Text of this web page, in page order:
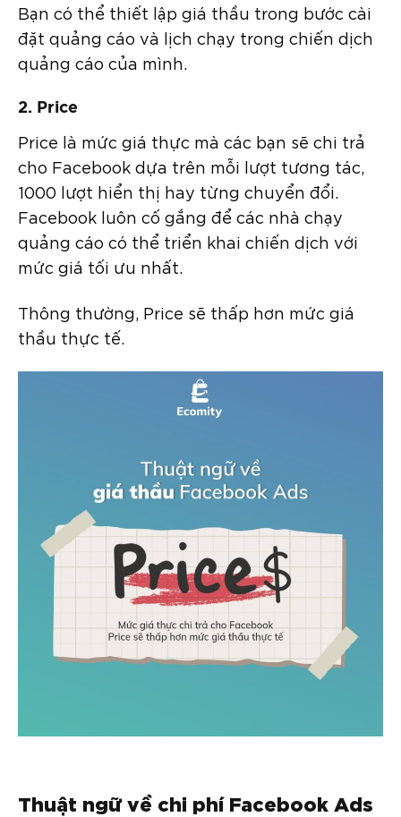
Bạn có thể thiết lập giá thầu trong bước cài
đặt quảng cáo và lịch chạy trong chiến dịch
quảng cáo của mình.
2. Price
Price là mức giá thực mà các bạn sẽ chi trả
cho Facebook dựa trên mỗi lượt tương tác,
1000 lượt hiển thị hay từng chuyển đổi.
Facebook luôn cố gắng để các nhà chạy
quảng cáo có thể triển khai chiến dịch với
mức giá tối ưu nhất.
Thông thường, Price sẽ thấp hơn mức giá
thầu thực tế.
Thuật ngữ về chi phí Facebook Ads